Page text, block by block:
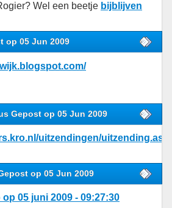
Wel een beetje bijblijven
op 05 Jun 2009
Gepost op 05 Jun 2009
uitzendingen/
op 05 Jun 2009
05 juni 2009 - 09:27:30